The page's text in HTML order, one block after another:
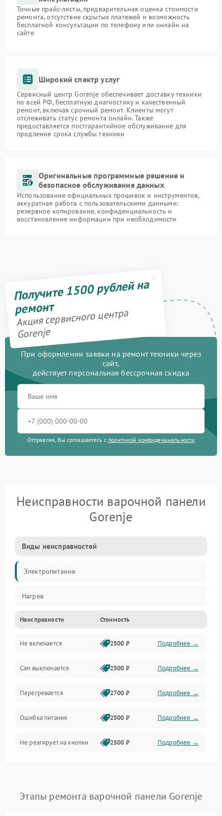
Точные прайс-листы, предварительная оценка стоимости
ремонта, отсутствие скрытых платежей и возможность
бесплатной консультации по телефону или онлайн на
сайте
Широкий спектр услуг
Сервисный центр Gorenje обеспечивает доставку техники
по всей РФ, бесплатную диагностику и качественный
ремонт, включая срочный ремонт. Клиенты могут
отслеживать статус ремонта онлайн. Также
предоставляется постгарантийное обслуживание для
продления срока службы техники
Оригинальные программные решение и
безопасное обслуживание данных
Использование официальных прошивок и инструментов,
аккуратная работа с пользовательскими данными:
резервное копирование, конфиденциальность и
восстановление информации при необходимости
Получите 1500 рублей на
ремонт
Акция сервисного центра
Gorenje
При оформлении заявки на ремонт техники через
сайт,
действует персональная бессрочная скидка
Отправляя, Вы соглашаетесь с политикой конфиденциальности
Неисправности варочной панели
Gorenje
Виды неисправностей
Электропитание
Нагрев
Неисправности Стоимость
Не включается 2500 ₽ Подробнее →
Сам выключается 2500 ₽ Подробнее →
Перегревается 2700 ₽ Подробнее →
Ошибка питания 2500 ₽ Подробнее →
Не реагирует на кнопки 2500 ₽ Подробнее →
Этапы ремонта варочной панели Gorenje